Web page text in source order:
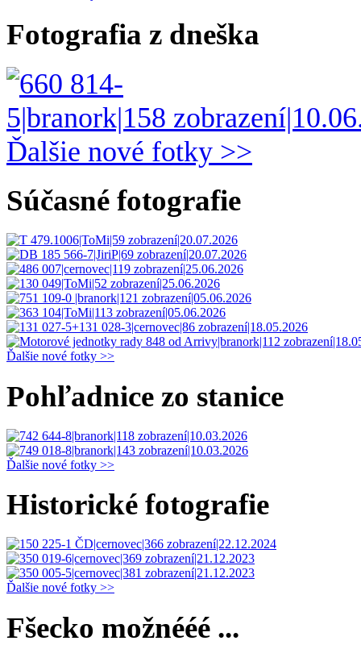
Fotografia z dneška
Ďalšie nové fotky >>
Súčasné fotografie
Ďalšie nové fotky >>
Pohľadnice zo stanice
Ďalšie nové fotky >>
Historické fotografie
Ďalšie nové fotky >>
Fšecko možnééé ...